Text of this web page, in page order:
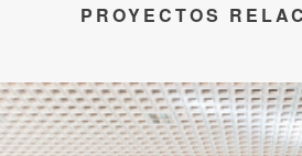
PROYECTOS